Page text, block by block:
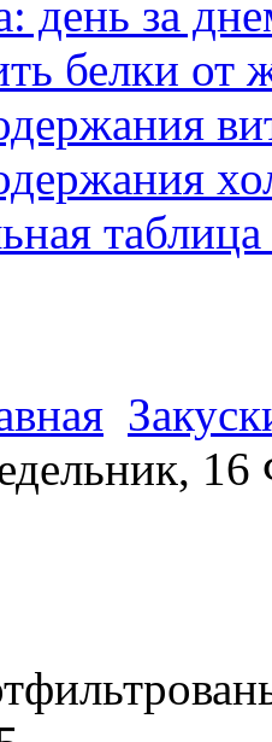
день за
белки от
16